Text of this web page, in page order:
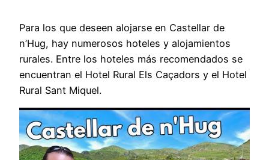
Para los que deseen alojarse en Castellar de
n’Hug, hay numerosos hoteles y alojamientos
rurales. Entre los hoteles más recomendados se
encuentran el Hotel Rural Els Caçadors y el Hotel
Rural Sant Miquel.